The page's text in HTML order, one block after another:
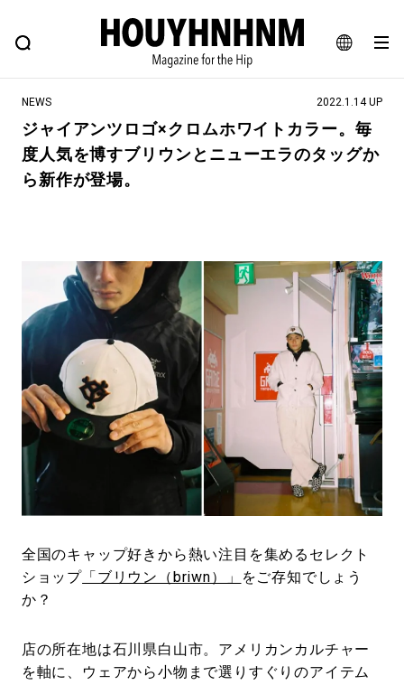
JA
EN
FEATURE BLOG SNAP
ヒップなファッション、カルチャー、ライフスタイルWEBマガジン
#注目のタグ
#NEW VINTAGE #マイナーグッド図鑑
#路地裏てぃーん。 #MONTHLY JOURNAL
#GH 銘品の所以 #フイナムのYouTube
#Commune H #FOCUS IT
#ととけん #FASHION #MUSIC #MOVIE
#LIFESTYLE #SNEAKER #OUTDOOR
#SPORTS #HANDSOME HANDBOOK
NEWS 2022.1.14 UP
ジャイアンツロゴ×クロムホワイトカラー。毎
度人気を博すブリウンとニューエラのタッグか
ら新作が登場。
全国のキャップ好きから熱い注目を集めるセレクト
ショップ 「ブリウン（briwn）」
をご存知でしょう
か？
店の所在地は石川県白山市。アメリカンカルチャー
を軸に、ウェアから小物まで選りすぐりのアイテム